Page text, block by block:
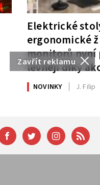
Zavřít reklamu
Elektrické
ergonomické
monitorů
levněji díky
NOVINKY J. Filip